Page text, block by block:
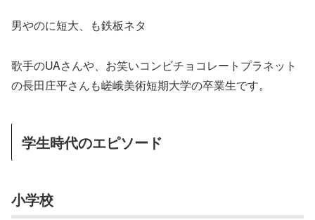
男やのに短大、も鉄板ネタ
歌手のUAさんや、お笑いコンビチョコレートプラネット
の長田庄平さんも嵯峨美術短期大学の卒業生です。
学生時代のエピソード
小学校